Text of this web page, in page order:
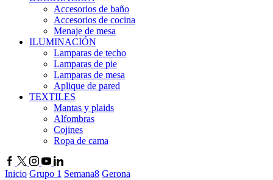
Accesorios de baño
Accesorios de cocina
Menaje de mesa
ILUMINACIÓN
Lamparas de techo
Lamparas de pie
Lamparas de mesa
Aplique de pared
TEXTILES
Mantas y plaids
Alfombras
Cojines
Ropa de cama
Inicio Grupo 1 Semana8 Gerona